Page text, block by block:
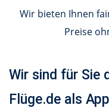
Wir bieten Ihnen
Preise
Wir sind für Sie
Flüge.de als